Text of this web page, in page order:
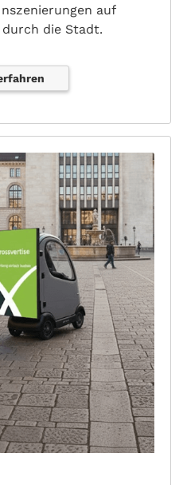
auf
die Stadt.